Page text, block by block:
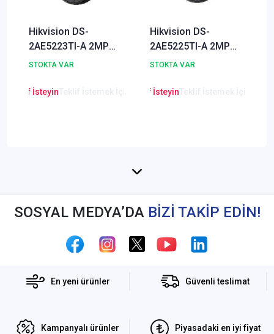
Hikvision DS-
2AE5223TI-A 2MP
HDTVI Speed Dome
Kamerası
STOKTA VAR
Teklif İsteyin Teklif İstemek İçin Tıklayınız
Hikvision DS-
2AE5225TI-A 2MP
HDTVI Speed Dome
Kamerası
STOKTA VAR
Lütfen Teklif İsteyin
SOSYAL MEDYA’DA BİZİ TAKİP EDİN!
En yeni ürünler Güvenli teslimat
Kampanyalı ürünler Piyasadaki en iyi fiyat